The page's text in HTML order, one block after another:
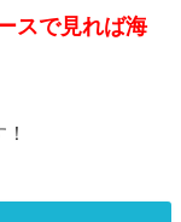
スで見れば海